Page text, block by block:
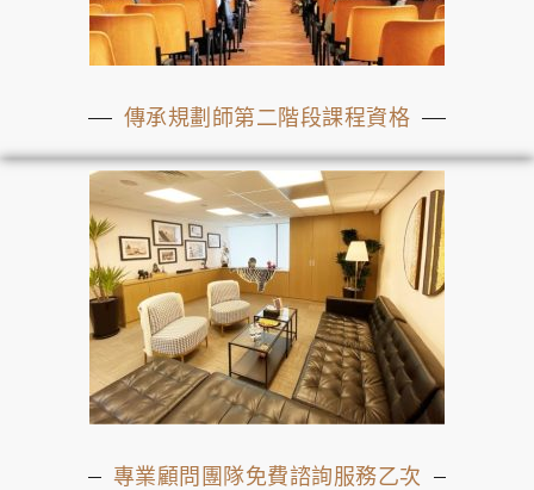
傳承規劃師第二階段課程資格
專業顧問團隊免費諮詢服務乙次